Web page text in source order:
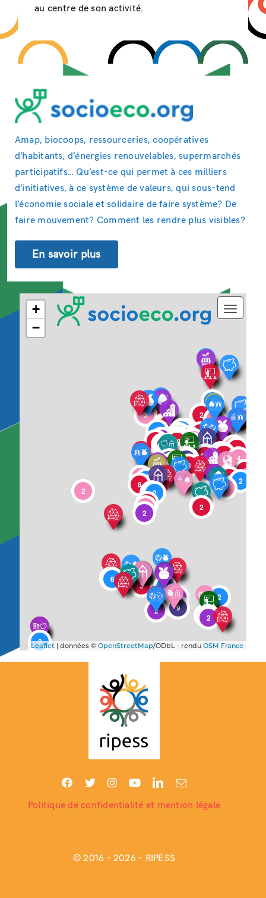
au centre de son activité.
Amap, biocoops, ressourceries, coopératives
d’habitants, d’énergies renouvelables, supermarchés
participatifs… Qu’est-ce qui permet à ces milliers
d’initiatives, à ce système de valeurs, qui sous-tend
l’économie sociale et solidaire de faire système? De
faire mouvement? Comment les rendre plus visibles?
En savoir plus
Politique de confidentialité et mention légale
© 2016 –2026 – RIPESS